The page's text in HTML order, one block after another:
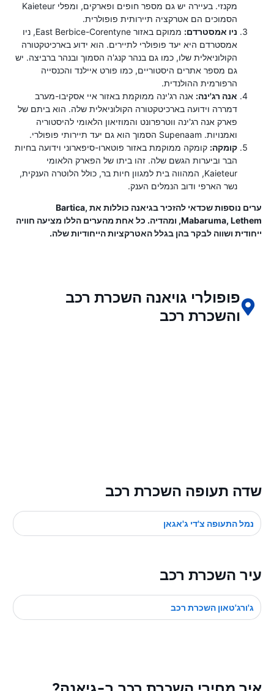
מקנזי. בעיירה יש גם מספר חופים ופארקים, ומפלי Kaieteur
הסמוכים הם אטרקציה תיירותית פופולרית.
ניו אמסטרדם:
ממוקם באזור East Berbice-Corentyne, ניו
אמסטרדם היא יעד פופולרי לתיירים. הוא ידוע בארכיטקטורה
הקולוניאלית שלו, כמו גם בנהר קנג'ה הסמוך ובנהר ברביצה. יש
גם מספר אתרים היסטוריים, כמו פורט איילנד והכנסייה
הרפורמית ההולנדית.
אנה רג'ינה: אנה רג'ינה ממוקמת באזור איי אסקיבו-מערב
דמררה וידועה בארכיטקטורה הקולוניאלית שלה. הוא ביתם של
פארק אנה רג'ינה ווטרפרונט והמוזיאון הלאומי להיסטוריה
ואמנויות. Supenaam הסמוך הוא גם יעד תיירותי פופולרי.
קומקה: קומקה ממוקמת באזור פוטארו-סיפארוני וידועה בחיות
הבר וביערות הגשם שלה. זהו ביתו של הפארק הלאומי
Kaieteur, המהווה בית למגוון חיות בר, כולל הלוטרה הענקית,
נשר הארפי ודוב הנמלים הענק.
ערים נוספות שכדאי להזכיר בגיאנה כוללות את Bartica,
Mabaruma, Lethem, ומהדיה. כל אחת מהערים הללו מציעה חוויה
ייחודית ושווה לבקר בהן בגלל האטרקציות הייחודיות שלה.
פופולרי גויאנה השכרת רכב
והשכרת רכב
שדה תעופה השכרת רכב
נמל התעופה צ'די ג'אגאן
עיר השכרת רכב
ג'ורג'טאון השכרת רכב